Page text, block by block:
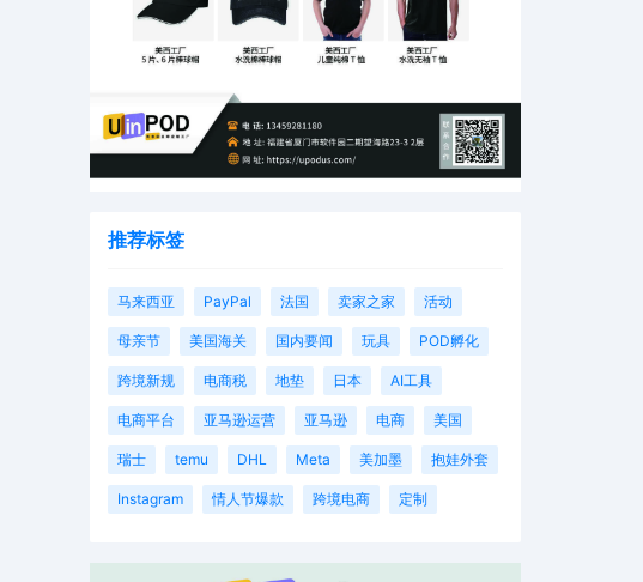
推荐标签
马来西亚 PayPal 法国 卖家之家 活动
母亲节 美国海关 国内要闻 玩具 POD孵化
跨境新规 电商税 地垫 日本 AI工具
电商平台 亚马逊运营 亚马逊 电商 美国
瑞士 temu DHL Meta 美加墨 抱娃外套
Instagram 情人节爆款 跨境电商 定制